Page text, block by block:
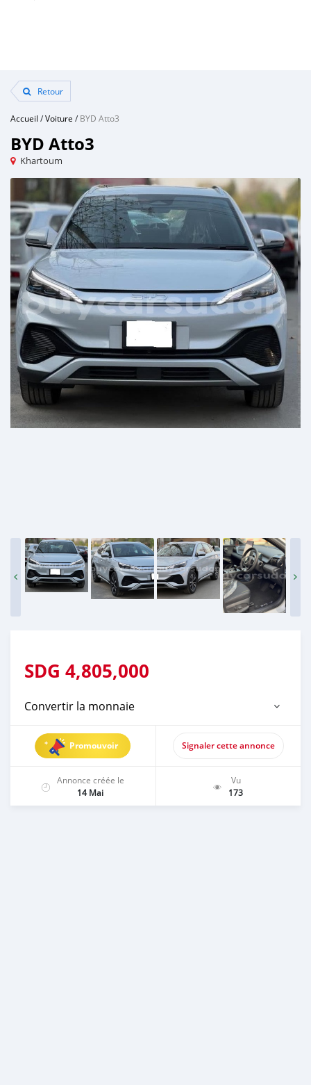
Retour
Accueil /Voiture /BYD Atto3
BYD Atto3
Khartoum
SDG 4,805,000
Convertir la monnaie
Promouvoir Signaler cette annonce
Annonce créée le
14 Mai
Vu
173